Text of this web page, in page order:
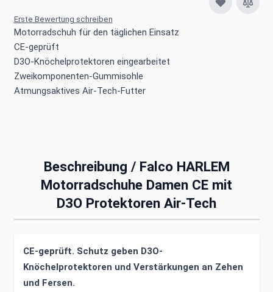
Erste Bewertung schreiben
Motorradschuh für den täglichen Einsatz
CE-geprüft
D3O-Knöchelprotektoren eingearbeitet
Zweikomponenten-Gummisohle
Atmungsaktives Air-Tech-Futter
Beschreibung / Falco HARLEM
Motorradschuhe Damen CE mit
D3O Protektoren Air-Tech
CE-geprüft. Schutz geben D3O-
Knöchelprotektoren und Verstärkungen an Zehen
und Fersen.